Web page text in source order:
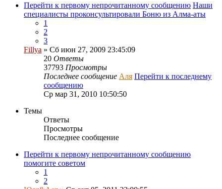
Перейти к первому непрочитанному сообщению Наши
специалисты проконсультировали Боню из Алма-аты
1
2
3
Fillya » Сб июн 27, 2009 23:45:09
20 Ответы
37793 Просмотры
Последнее сообщение Аля Перейти к последнему
сообщению
Ср мар 31, 2010 10:50:50
Темы
Ответы
Просмотры
Последнее сообщение
Перейти к первому непрочитанному сообщению
помогите советом
1
2